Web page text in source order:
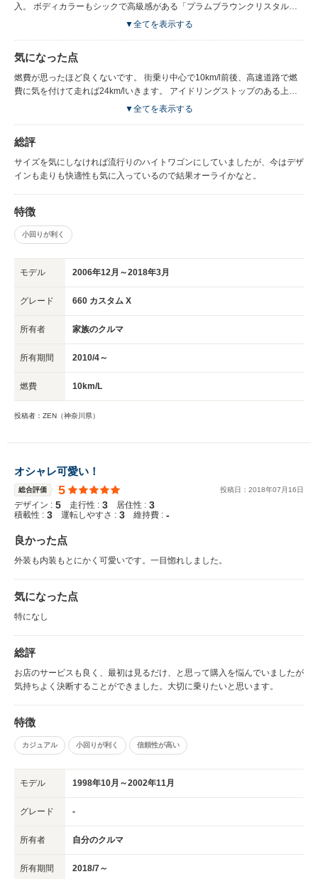
入。 ボディカラーもシックで高級感がある「プラムブラウンクリスタルマ
イカ」を選択。 コンパクトながら後部座席がスライド＆リクライニング可
▼全てを表示する
気になった点
燃費が思ったほど良くないです。 街乗り中心で10km/l前後、高速道路で燃
費に気を付けて走れば24km/lいきます。 アイドリングストップのある上位
モデルを選べばまたちがうのかもしれませんが期待していただけに残念で
▼全てを表示する
総評
サイズを気にしなければ流行りのハイトワゴンにしていましたが、今はデザ
インも走りも快適性も気に入っているので結果オーライかなと。
特徴
小回りが利く
モデル 2006年12月～2018年3月
グレード 660 カスタム X
所有者 家族のクルマ
所有期間 2010/4～
燃費 10km/L
投稿者：ZEN（神奈川県）
オシャレ可愛い！
総合評価 5 投稿日： 2018年07 月 16日
デザイン : 5 走行性 : 3 居住性 : 3
積載性 : 3 運転しやすさ : 3 維持費 : -
良かった点
外装も内装もとにかく可愛いです。一目惚れしました。
気になった点
特になし
総評
お店のサービスも良く、最初は見るだけ、と思って購入を悩んでいましたが
気持ちよく決断することができました。大切に乗りたいと思います。
特徴
カジュアル 小回りが利く 信頼性が高い
モデル 1998年10月～2002年11月
グレード -
所有者 自分のクルマ
所有期間 2018/7～